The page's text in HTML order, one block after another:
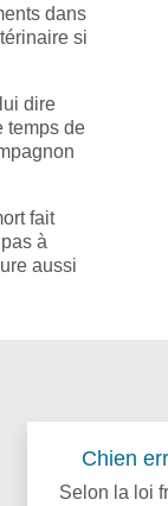
dans
si
dire
temps de
fait
à
aussi
Chien
Selon la loi